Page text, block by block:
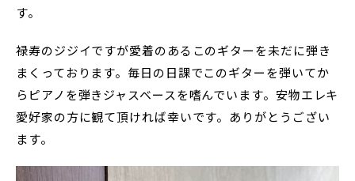
す。
禄寿のジジイですが愛着のあるこのギターを未だに弾き
まくっております。毎日の日課でこのギターを弾いてか
らピアノを弾きジャスベースを嗜んでいます。安物エレキ
愛好家の方に観て頂ければ幸いです。ありがとうござい
ます。